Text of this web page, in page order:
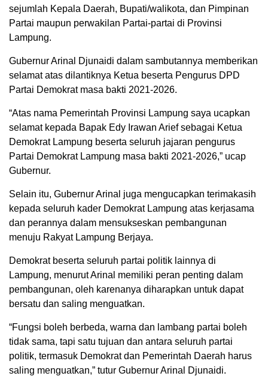
sejumlah Kepala Daerah, Bupati/walikota, dan Pimpinan
Partai maupun perwakilan Partai-partai di Provinsi
Lampung.
Gubernur Arinal Djunaidi dalam sambutannya memberikan
selamat atas dilantiknya Ketua beserta Pengurus DPD
Partai Demokrat masa bakti 2021-2026.
“Atas nama Pemerintah Provinsi Lampung saya ucapkan
selamat kepada Bapak Edy Irawan Arief sebagai Ketua
Demokrat Lampung beserta seluruh jajaran pengurus
Partai Demokrat Lampung masa bakti 2021-2026,” ucap
Gubernur.
Selain itu, Gubernur Arinal juga mengucapkan terimakasih
kepada seluruh kader Demokrat Lampung atas kerjasama
dan perannya dalam mensukseskan pembangunan
menuju Rakyat Lampung Berjaya.
Demokrat beserta seluruh partai politik lainnya di
Lampung, menurut Arinal memiliki peran penting dalam
pembangunan, oleh karenanya diharapkan untuk dapat
bersatu dan saling menguatkan.
“Fungsi boleh berbeda, warna dan lambang partai boleh
tidak sama, tapi satu tujuan dan antara seluruh partai
politik, termasuk Demokrat dan Pemerintah Daerah harus
saling menguatkan,” tutur Gubernur Arinal Djunaidi.